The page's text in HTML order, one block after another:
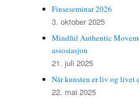
Finseseminar 2026
3. oktober 2025
Mindful Authentic
assosiasjon
21. juli 2025
Når kunsten er liv og livet
22. mai 2025